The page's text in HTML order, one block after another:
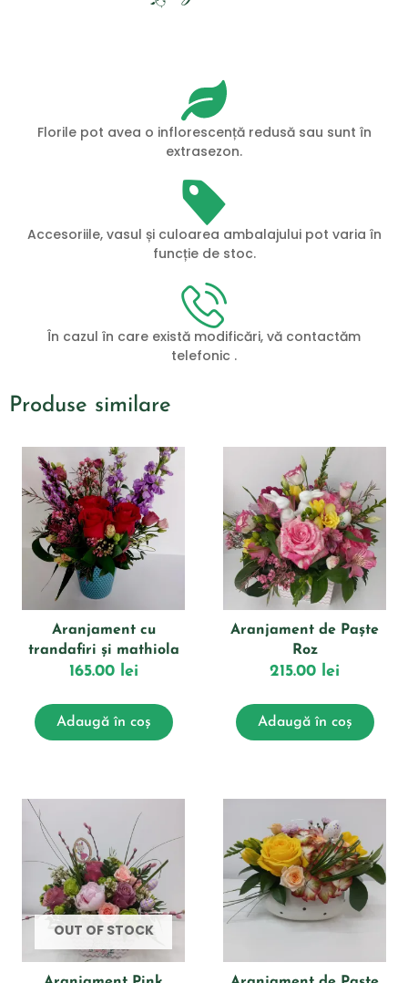
Florile pot avea o inflorescență redusă sau sunt în
extrasezon.
Accesoriile, vasul și culoarea ambalajului pot varia în
funcție de stoc.
În cazul în care există modificări, vă contactăm
telefonic .
Produse similare
Aranjament cu
trandafiri și mathiola
165.00 lei
Adaugă în coș
Aranjament de Paște
Roz
215.00 lei
Adaugă în coș
OUT OF STOCK